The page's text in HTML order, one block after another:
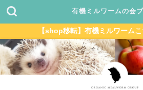
有機ミルワームの会
【shop移転】有機ミルワーム